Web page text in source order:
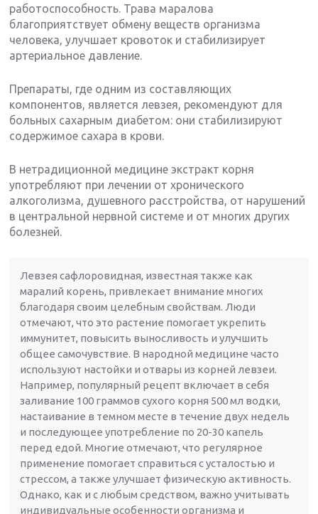
работоспособность. Трава маралова
благоприятствует обмену веществ организма
человека, улучшает кровоток и стабилизирует
артериальное давление.
Препараты, где одним из составляющих
компонентов, является левзея, рекомендуют для
больных сахарным диабетом: они стабилизируют
содержимое сахара в крови.
В нетрадиционной медицине экстракт корня
употребляют при лечении от хронического
алкоголизма, душевного расстройства, от нарушений
в центральной нервной системе и от многих других
болезней.
Левзея сафлоровидная, известная также как
маралий корень, привлекает внимание многих
благодаря своим целебным свойствам. Люди
отмечают, что это растение помогает укрепить
иммунитет, повысить выносливость и улучшить
общее самочувствие. В народной медицине часто
используют настойки и отвары из корней левзеи.
Например, популярный рецепт включает в себя
заливание 100 граммов сухого корня 500 мл водки,
настаивание в темном месте в течение двух недель
и последующее употребление по 20-30 капель
перед едой. Многие отмечают, что регулярное
применение помогает справиться с усталостью и
стрессом, а также улучшает физическую активность.
Однако, как и с любым средством, важно учитывать
индивидуальные особенности организма и